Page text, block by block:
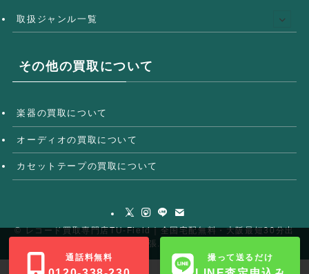
通話料無料 撮って送るだけ
取扱ジャンル一覧
その他の買取について
楽器の買取について
オーディオの買取について
カセットテープの買取について
©レコード買取専門店TU-Field｜全国宅配無料・大阪最短30分出
張.